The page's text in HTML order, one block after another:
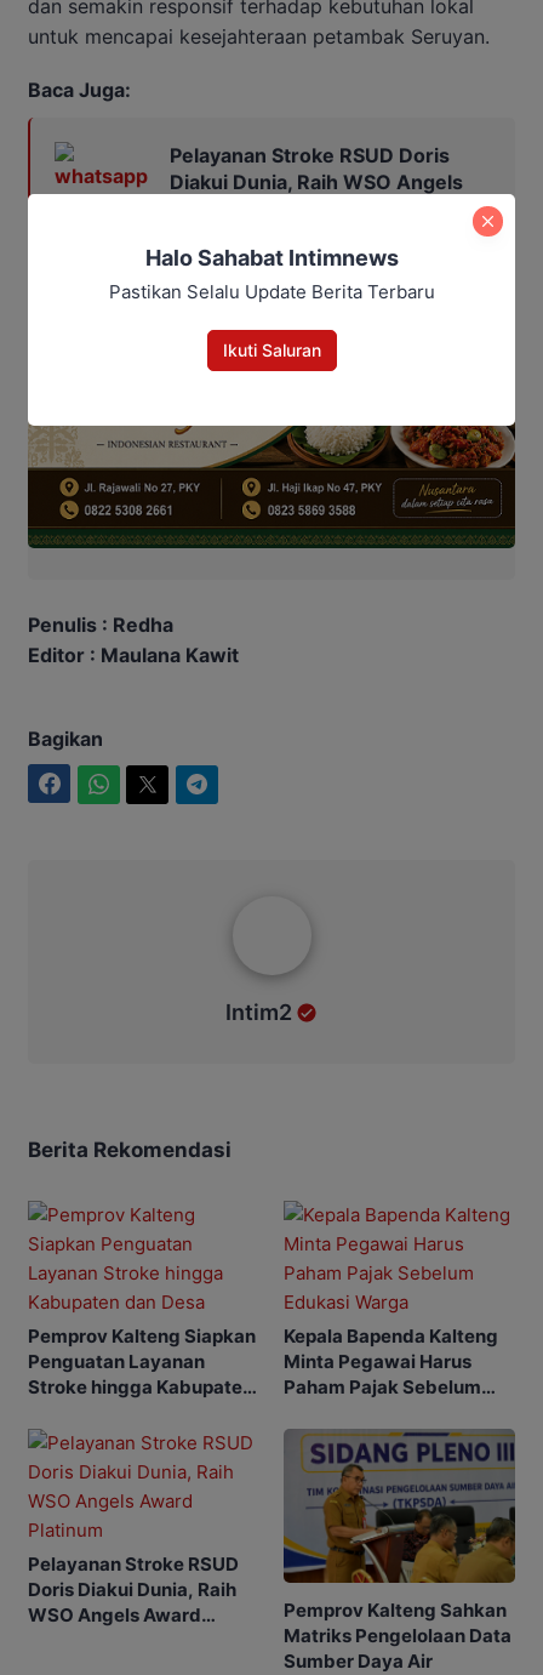
dan semakin responsif terhadap kebutuhan lokal
untuk mencapai kesejahteraan petambak Seruyan.
Baca Juga:
Pelayanan Stroke RSUD Doris
Diakui Dunia, Raih WSO Angels
Penulis : Redha
Editor : Maulana Kawit
Bagikan
Intim2
Berita Rekomendasi
Pemprov Kalteng Siapkan
Penguatan Layanan
Stroke hingga Kabupaten
Kepala Bapenda Kalteng
Minta Pegawai Harus
Paham Pajak Sebelum
Pelayanan Stroke RSUD
Doris Diakui Dunia, Raih
WSO Angels Award
Pemprov Kalteng Sahkan
Matriks Pengelolaan Data
Sumber Daya Air
Halo Sahabat Intimnews
Pastikan Selalu Update Berita Terbaru
Ikuti Saluran